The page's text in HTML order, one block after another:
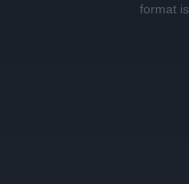
format